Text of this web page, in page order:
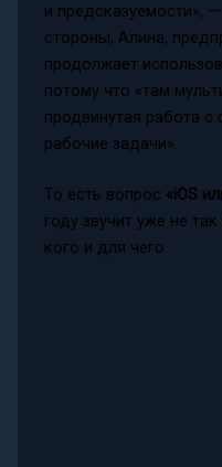
и предсказуемости»,
стороны, Алина,
продолжает
потому что «там
продвинутая работа
рабочие задачи».
То есть вопрос «iOS
году звучит уже не
кого и для чего.